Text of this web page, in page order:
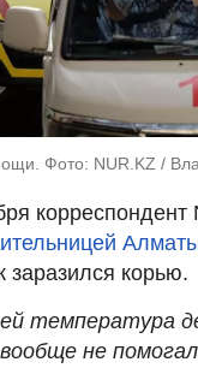
Фото: NUR.KZ /
корреспондент
заразился корью.
температура
не